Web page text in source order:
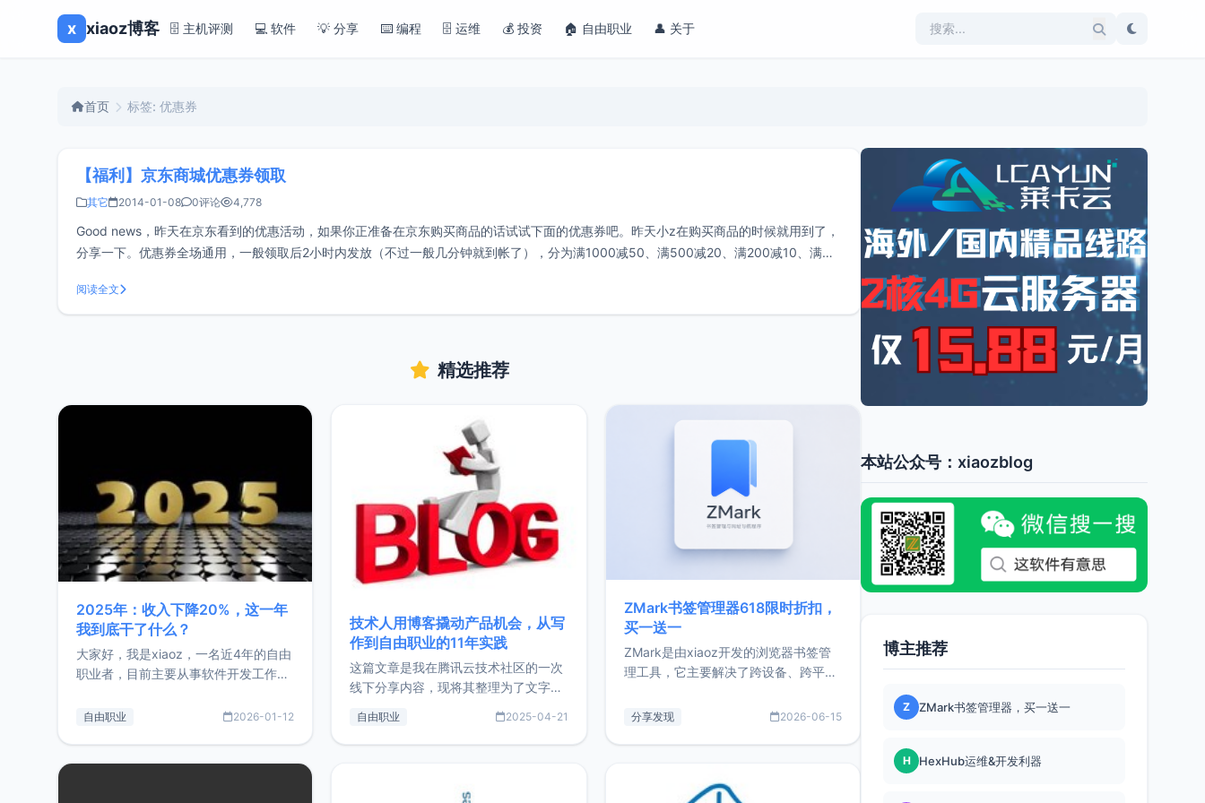
x xiaoz博客 🗄️ 主机评测 💻 软件 💡 分享 ⌨️ 编程 🗄️ 运维 💰 投资 🏠 自由职业 👤 关于
首页 标签: 优惠券
【福利】京东商城优惠券领取
其它 2014-01-08 0评论 4,778
Good news，昨天在京东看到的优惠活动，如果你正准备在京东购买商品的话试试下面的优惠券吧。昨天小z在购买商品的时候就用到了，
分享一下。优惠券全场通用，一般领取后2小时内发放（不过一般几分钟就到帐了），分为满1000减50、满500减20、满200减10、满
阅读全文
精选推荐
2025年：收入下降20%，这一年
我到底干了什么？
大家好，我是xiaoz，一名近4年的自由
职业者，目前主要从事软件开发工作。
的总结，内容主要包括：工作、学习、
自由职业 2026-01-12
技术人用博客撬动产品机会，从写
作到自由职业的11年实践
这篇文章是我在腾讯云技术社区的一次
线下分享内容，现将其整理为了文字
版，分享了写博客11年来的经历，以及
通过博客过渡到做产品和走向自由职业
的一个小故事。文中还首次公开了我的
自由职业 2025-04-21
ZMark书签管理器618限时折扣，
买一送一
ZMark是由xiaoz开发的浏览器书签管
理工具，它主要解决了跨设备、跨平
做到一处部署、随处访问。同时，它还
量级： 使用Bun + Hono.js
分享发现 2026-06-15
本站公众号：xiaozblog
博主推荐
Z ZMark书签管理器，买一送一
H HexHub运维&开发利器